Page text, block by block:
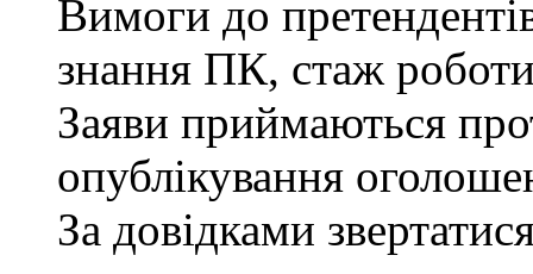
Вимоги до
знання ПК, стаж
Заяви приймаються
опублікування
За довідками